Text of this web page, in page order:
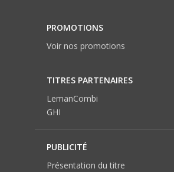
PROMOTIONS
Voir nos promotions
TITRES PARTENAIRES
LemanCombi
GHI
PUBLICITÉ
Présentation du titre